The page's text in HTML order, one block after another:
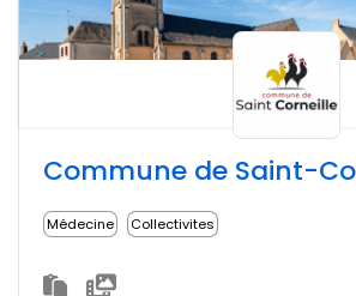
Commune de Saint-
Médecine Collectivites